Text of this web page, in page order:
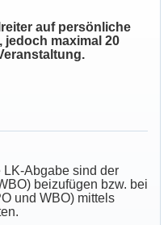
auf persönliche
jedoch maximal 20
Abgabe sind der
beizufügen bzw. bei
und WBO) mittels